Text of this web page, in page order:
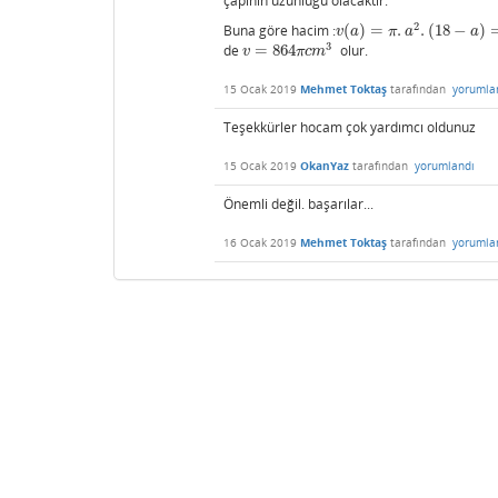
Buna göre hacim :v(a) = π. a2. (18 − a)
v(a)= π.a 2.( 18− a)=18.π.a 2
de v = 864πcm3
v=864πcm3 olur.
15 Ocak 2019 Mehmet Toktaş tarafından
Teşekkürler hocam çok yardımcı oldunuz
15 Ocak 2019 OkanYaz tarafından yorumlandı
Önemli değil. başarılar...
16 Ocak 2019 Mehmet Toktaş tarafından